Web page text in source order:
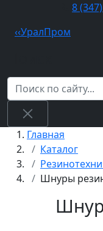
8
‹‹УралПром
Главная
Каталог
Шнуры